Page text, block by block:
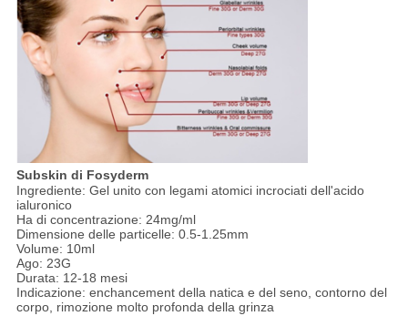
Subskin di Fosyderm
Ingrediente: Gel unito con legami atomici incrociati dell'acido
ialuronico
Ha di concentrazione: 24mg/ml
Dimensione delle particelle: 0.5-1.25mm
Volume: 10ml
Ago: 23G
Durata: 12-18 mesi
Indicazione: enchancement della natica e del seno, contorno del
corpo, rimozione molto profonda della grinza